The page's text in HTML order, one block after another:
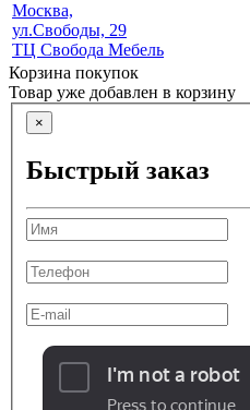
Москва,
ул.Свободы, 29
ТЦ Свобода Мебель
Корзина покупок
Товар уже добавлен в корзину
×
Быстрый заказ